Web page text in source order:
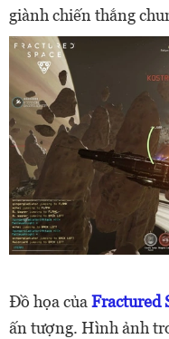
giành chiến thắng
Đồ họa của Fractured
ấn tượng. Hình ảnh